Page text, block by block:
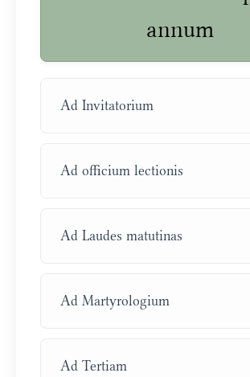
annum
Ad Invitatorium
Ad officium lectionis
Ad Laudes matutinas
Ad Martyrologium
Ad Tertiam